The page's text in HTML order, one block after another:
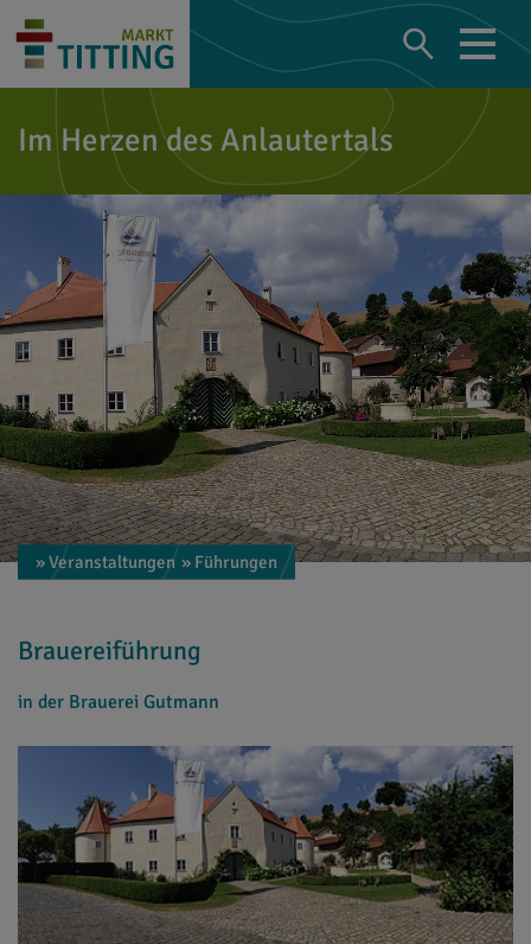
Im Herzen des Anlautertals
» Veranstaltungen » Führungen
Brauereiführung
in der Brauerei Gutmann